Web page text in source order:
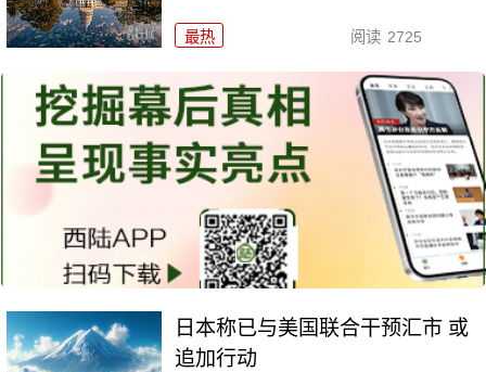
最热 阅读 2725
日本称已与美国联合干预汇市 或
追加行动